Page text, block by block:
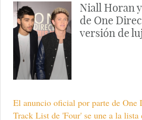
Niall Horan
de One
versión de
El anuncio oficial por parte de One
Track List de 'Four' se une a la lista